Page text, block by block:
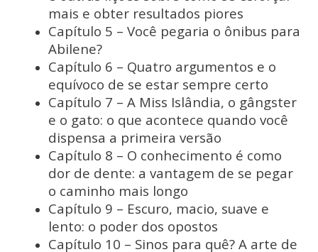
mais e obter resultados piores
Capítulo 5 – Você pegaria o ônibus para
Abilene?
Capítulo 6 – Quatro argumentos e o
equívoco de se estar sempre certo
Capítulo 7 – A Miss Islândia, o gângster
e o gato: o que acontece quando você
dispensa a primeira versão
Capítulo 8 – O conhecimento é como
dor de dente: a vantagem de se pegar
o caminho mais longo
Capítulo 9 – Escuro, macio, suave e
lento: o poder dos opostos
Capítulo 10 – Sinos para quê? A arte de